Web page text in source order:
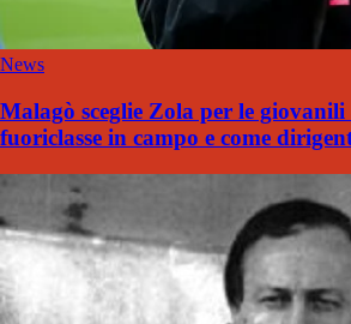
News
Malagò sceglie Zola per le
fuoriclasse in campo e come